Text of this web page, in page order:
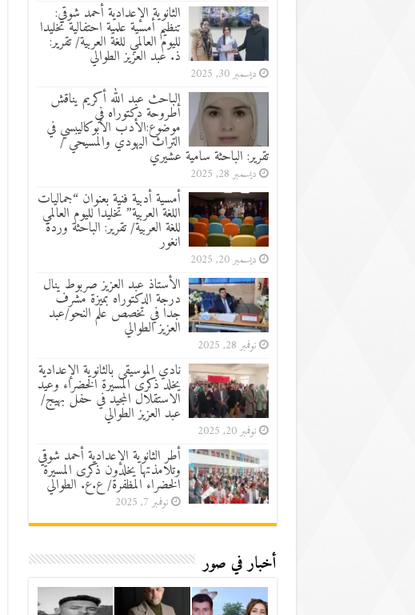
الثانوية الإعدادية أحمد شوقي:
تنظيم أمسية علمية احتفالية تخليدا
لليوم العالمي للغة العربية/ تقرير:
ذ. عبد العزيز الطوالي
ديسمبر 30, 2025
الباحث عبد الله أكريم يناقش
أطروحة دكتوراه في
موضوع:الأدب الأبوكاليبسي في
التراث اليهودي والمسيحي /
تقرير: الباحثة سامية عشيري
ديسمبر 28, 2025
أمسية أدبية فنية بعنوان “جماليات
اللغة العربية” تخليدا لليوم العالمي
للغة العربية/ تقرير: الباحثة وردة
انغور
ديسمبر 20, 2025
الأستاذ عبد العزيز صربوط ينال
درجة الدكتوراه بميزة مشرف
جدا في تخصص علم النحو/عبد
العزيز الطوالي
نوفمبر 28, 2025
نادي الموسيقى بالثانوية الإعدادية
يخلد ذكرى المسيرة الخضراء وعيد
الاستقلال المجيد في حفل بهيج/
عبد العزيز الطوالي
نوفمبر 20, 2025
أطر الثانوية الإعدادية أحمد شوقي
وتلامذتها يخلدون ذكرى المسيرة
الخضراء المظفرة/ ع.ع. الطوالي
نوفمبر 7, 2025
أخبار في صور